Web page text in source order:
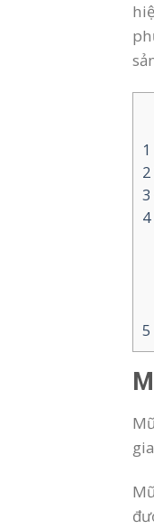
1
2
3
4
5